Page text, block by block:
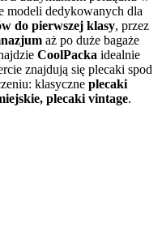
modeli dedykowanych dla
do pierwszej klasy, przez
aż po duże bagaże
CoolPacka idealnie
znajdują się plecaki spod
klasyczne plecaki
plecaki vintage.